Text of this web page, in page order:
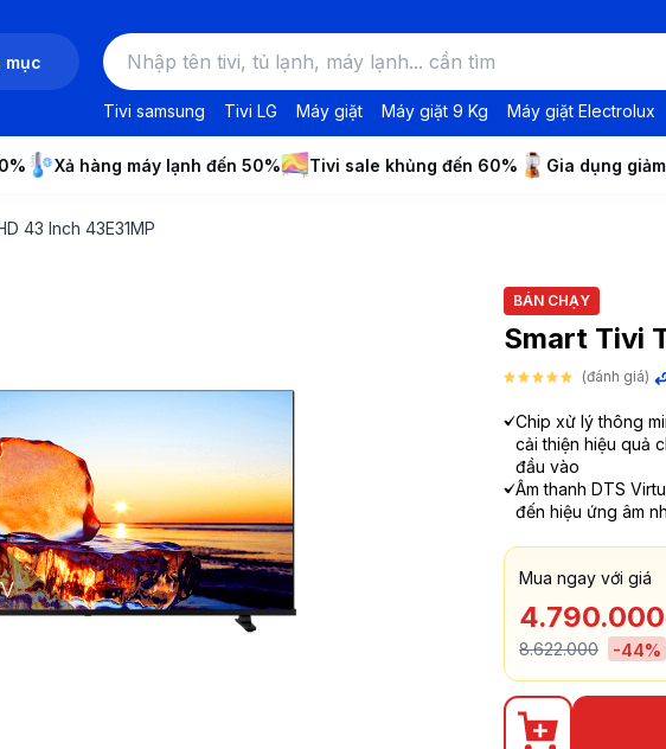
mục
Tivi samsung Tivi LG Máy giặt Máy giặt 9 Kg Máy giặt Electrolux
Xả hàng máy lạnh đến 50% Tivi sale khủng đến 60% Gia dụng
43 Inch 43E31MP
BÁN CHẠY
Smart Tivi
(đánh giá)
Chip xử lý thông
cải thiện hiệu quả
đầu vào
Âm thanh DTS
đến hiệu ứng âm
Mua ngay với giá
8.622.000 -44%